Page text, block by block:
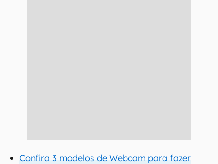
Confira 3 modelos de Webcam para fazer